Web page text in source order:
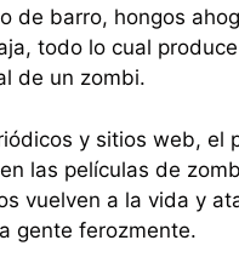
de barro, hongos
todo lo cual
de un zombi.
y sitios web, el
las películas de
vuelven a la vida y
gente ferozmente.